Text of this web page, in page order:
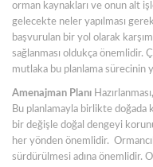
orman kaynakları ve onun alt
gelecekte neler yapılması
başvurulan bir yol olarak
sağlanması oldukça önemlidir.
mutlaka bu planlama sürecinin
Amenajman Planı Hazırlanması,
Bu planlamayla birlikte doğada
bir değişle doğal dengeyi
her yönden önemlidir.
sürdürülmesi adına önemlidir.